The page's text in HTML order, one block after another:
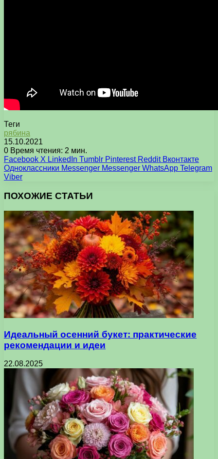
Теги
рябина
15.10.2021
0 Время чтения: 2 мин.
Facebook X LinkedIn Tumblr Pinterest Reddit Вконтакте
Одноклассники Messenger Messenger WhatsApp Telegram
Viber
ПОХОЖИЕ СТАТЬИ
Идеальный осенний букет: практические
рекомендации и идеи
22.08.2025